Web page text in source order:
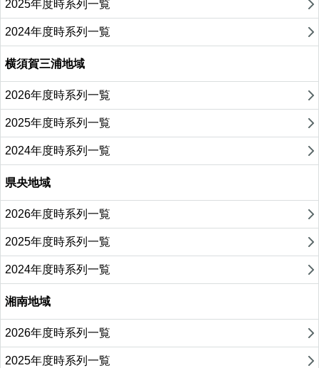
2025年度時系列一覧
2024年度時系列一覧
横須賀三浦地域
2026年度時系列一覧
2025年度時系列一覧
2024年度時系列一覧
県央地域
2026年度時系列一覧
2025年度時系列一覧
2024年度時系列一覧
湘南地域
2026年度時系列一覧
2025年度時系列一覧